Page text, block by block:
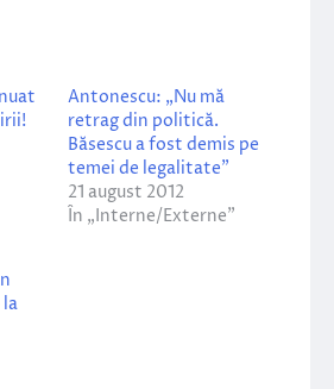
Antonescu: „Nu mă
retrag din politică.
Băsescu a fost demis pe
temei de legalitate”
21 august 2012
În „Interne/Externe”
la